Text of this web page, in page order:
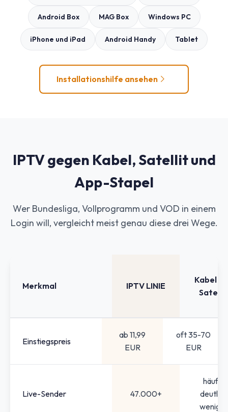
Android Box MAG Box Windows PC
iPhone und iPad Android Handy Tablet
Installationshilfe ansehen
IPTV gegen Kabel, Satellit und
App-Stapel
Wer Bundesliga, Vollprogramm und VOD in einem
Login will, vergleicht meist genau diese drei Wege.
Merkmal IPTV LINIE
Kabel
Satellit
Einstiegspreis
ab 11,99
EUR
oft 35-70
EUR
Live-Sender 47.000+
häufig
deutlich
weniger